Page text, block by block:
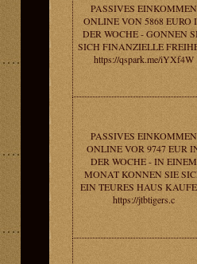
PASSIVES EINKOMMEN
ONLINE VON 5868 EURO
DER WOCHE - GONNEN
SICH FINANZIELLE
https://qspark.me/iYXf4W
PASSIVES EINKOMMEN
ONLINE VOR 9747 EUR
DER WOCHE - IN EINEM
MONAT KONNEN SIE
EIN TEURES HAUS
https://jtbtigers.c